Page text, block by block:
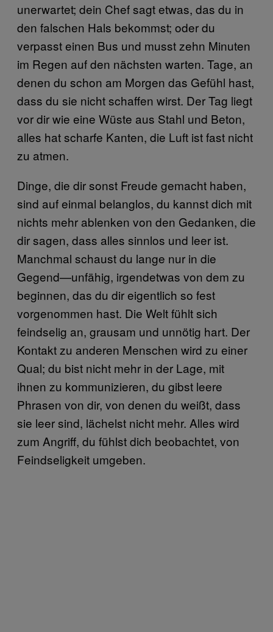
unerwartet; dein Chef sagt etwas, das du in
den falschen Hals bekommst; oder du
verpasst einen Bus und musst zehn Minuten
im Regen auf den nächsten warten. Tage, an
denen du schon am Morgen das Gefühl hast,
dass du sie nicht schaffen wirst. Der Tag liegt
vor dir wie eine Wüste aus Stahl und Beton,
alles hat scharfe Kanten, die Luft ist fast nicht
zu atmen.
Dinge, die dir sonst Freude gemacht haben,
sind auf einmal belanglos, du kannst dich mit
nichts mehr ablenken von den Gedanken, die
dir sagen, dass alles sinnlos und leer ist.
Manchmal schaust du lange nur in die
Gegend—unfähig, irgendetwas von dem zu
beginnen, das du dir eigentlich so fest
vorgenommen hast. Die Welt fühlt sich
feindselig an, grausam und unnötig hart. Der
Kontakt zu anderen Menschen wird zu einer
Qual; du bist nicht mehr in der Lage, mit
ihnen zu kommunizieren, du gibst leere
Phrasen von dir, von denen du weißt, dass
sie leer sind, lächelst nicht mehr. Alles wird
zum Angriff, du fühlst dich beobachtet, von
Feindseligkeit umgeben.